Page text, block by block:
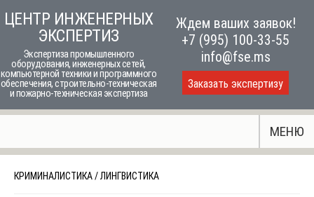
to
content
ЦЕНТР ИНЖЕНЕРНЫХ
ЭКСПЕРТИЗ
Экспертиза промышленного
оборудования, инженерных сетей,
компьютерной техники и программного
обеспечения, строительно-техническая
и пожарно-техническая экспертиза
Ждем ваших заявок!
+7 (995) 100-33-55
info@fse.ms
Заказать экспертизу
МЕНЮ
КРИМИНАЛИСТИКА/ЛИНГВИСТИКА